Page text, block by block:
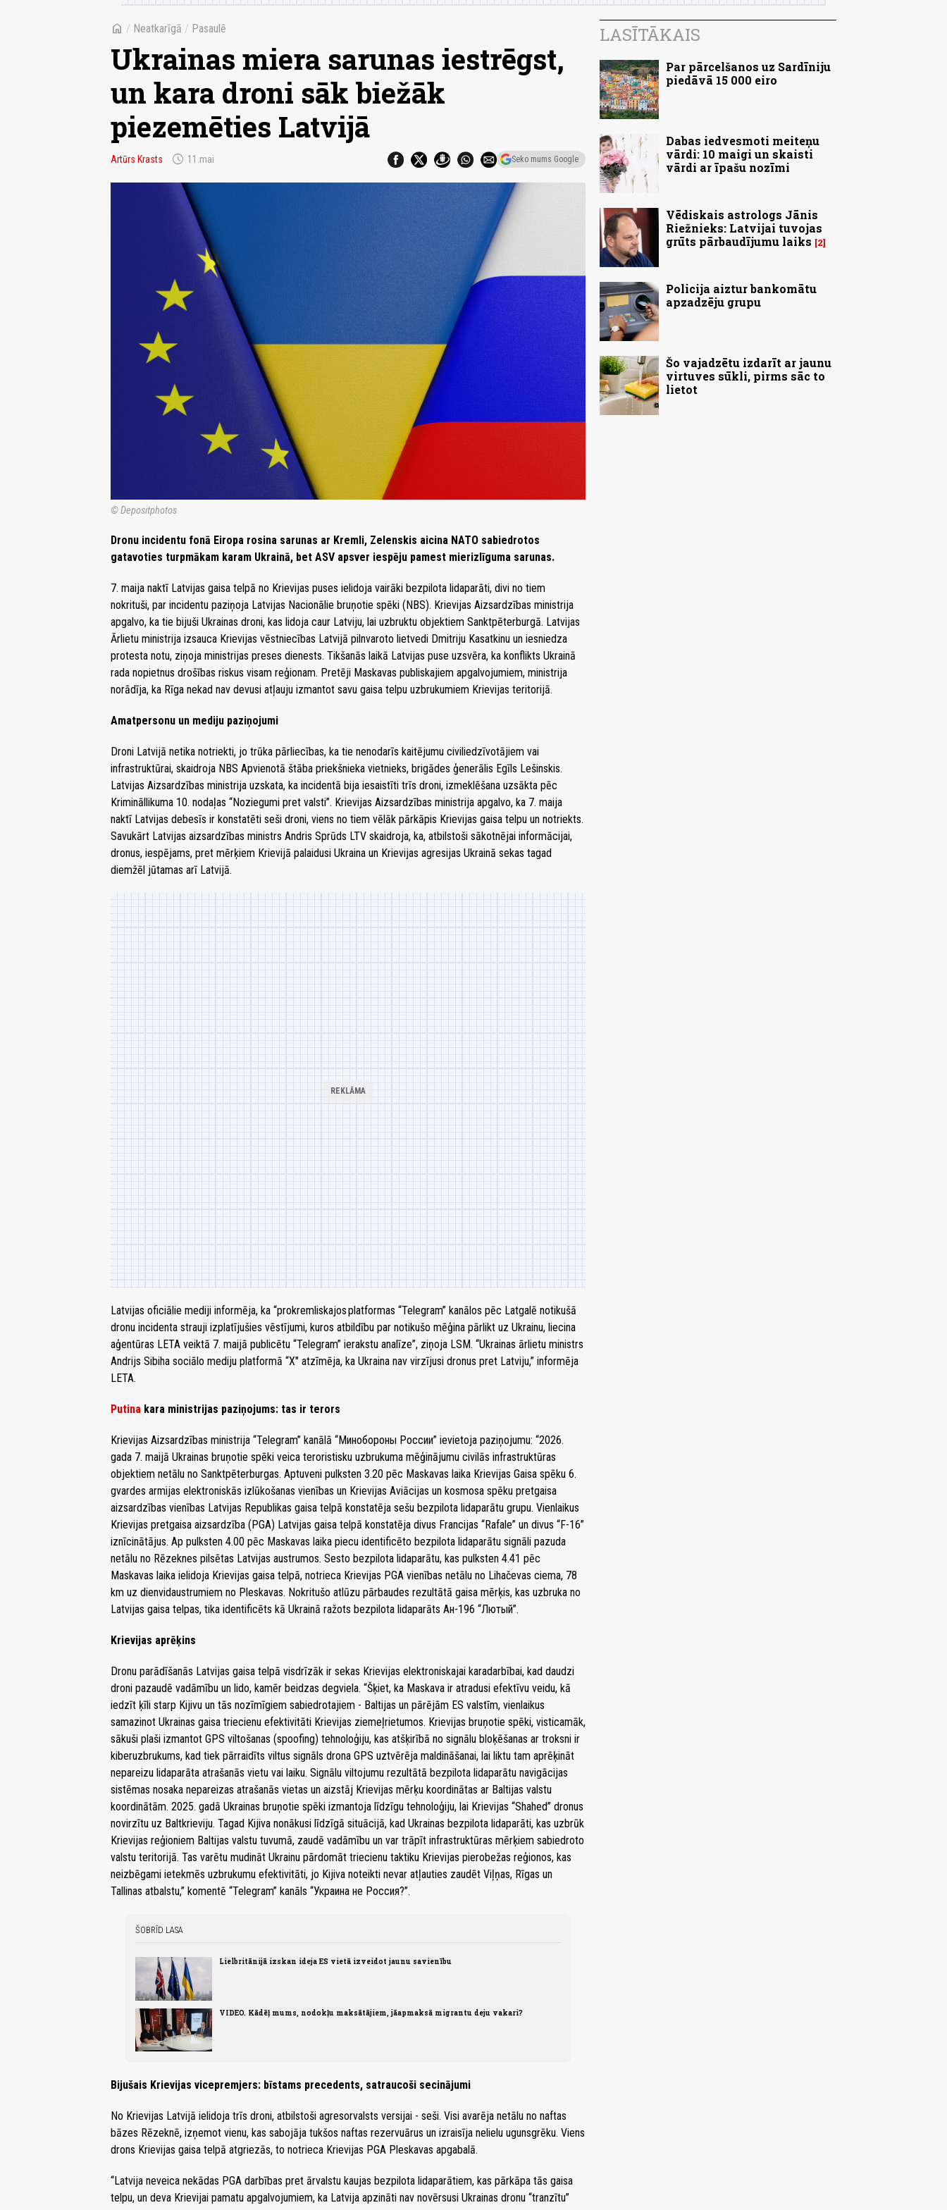
home / Neatkarīgā / Pasaulē
Ukrainas miera sarunas iestrēgst,
un kara droni sāk biežāk
piezemēties Latvijā
Artūrs Krasts schedule 11.mai Seko mums Google
© Depositphotos
Dronu incidentu fonā Eiropa rosina sarunas ar Kremli, Zelenskis aicina NATO sabiedrotos
gatavoties turpmākam karam Ukrainā, bet ASV apsver iespēju pamest mierizlīguma sarunas.
7. maija naktī Latvijas gaisa telpā no Krievijas puses ielidoja vairāki bezpilota lidaparāti, divi no tiem
nokrituši, par incidentu paziņoja Latvijas Nacionālie bruņotie spēki (NBS). Krievijas Aizsardzības ministrija
apgalvo, ka tie bijuši Ukrainas droni, kas lidoja caur Latviju, lai uzbruktu objektiem Sanktpēterburgā. Latvijas
Ārlietu ministrija izsauca Krievijas vēstniecības Latvijā pilnvaroto lietvedi Dmitriju Kasatkinu un iesniedza
protesta notu, ziņoja ministrijas preses dienests. Tikšanās laikā Latvijas puse uzsvēra, ka konflikts Ukrainā
rada nopietnus drošības riskus visam reģionam. Pretēji Maskavas publiskajiem apgalvojumiem, ministrija
norādīja, ka Rīga nekad nav devusi atļauju izmantot savu gaisa telpu uzbrukumiem Krievijas teritorijā.
Amatpersonu un mediju paziņojumi
Droni Latvijā netika notriekti, jo trūka pārliecības, ka tie nenodarīs kaitējumu civiliedzīvotājiem vai
infrastruktūrai, skaidroja NBS Apvienotā štāba priekšnieka vietnieks, brigādes ģenerālis Egīls Lešinskis.
Latvijas Aizsardzības ministrija uzskata, ka incidentā bija iesaistīti trīs droni, izmeklēšana uzsākta pēc
Krimināllikuma 10. nodaļas “Noziegumi pret valsti”. Krievijas Aizsardzības ministrija apgalvo, ka 7. maija
naktī Latvijas debesīs ir konstatēti seši droni, viens no tiem vēlāk pārkāpis Krievijas gaisa telpu un notriekts.
Savukārt Latvijas aizsardzības ministrs Andris Sprūds LTV skaidroja, ka, atbilstoši sākotnējai informācijai,
dronus, iespējams, pret mērķiem Krievijā palaidusi Ukraina un Krievijas agresijas Ukrainā sekas tagad
diemžēl jūtamas arī Latvijā.
Latvijas oficiālie mediji informēja, ka “prokremliskajos platformas “Telegram” kanālos pēc Latgalē notikušā
dronu incidenta strauji izplatījušies vēstījumi, kuros atbildību par notikušo mēģina pārlikt uz Ukrainu, liecina
aģentūras LETA veiktā 7. maijā publicētu “Telegram” ierakstu analīze”, ziņoja LSM. “Ukrainas ārlietu ministrs
Andrijs Sibiha sociālo mediju platformā “X" atzīmēja, ka Ukraina nav virzījusi dronus pret Latviju,” informēja
LETA.
Putina kara ministrijas paziņojums: tas ir terors
Krievijas Aizsardzības ministrija “Telegram” kanālā “Минобороны России” ievietoja paziņojumu: “2026.
gada 7. maijā Ukrainas bruņotie spēki veica teroristisku uzbrukuma mēģinājumu civilās infrastruktūras
objektiem netālu no Sanktpēterburgas. Aptuveni pulksten 3.20 pēc Maskavas laika Krievijas Gaisa spēku 6.
gvardes armijas elektroniskās izlūkošanas vienības un Krievijas Aviācijas un kosmosa spēku pretgaisa
aizsardzības vienības Latvijas Republikas gaisa telpā konstatēja sešu bezpilota lidaparātu grupu. Vienlaikus
Krievijas pretgaisa aizsardzība (PGA) Latvijas gaisa telpā konstatēja divus Francijas “Rafale” un divus “F-16”
iznīcinātājus. Ap pulksten 4.00 pēc Maskavas laika piecu identificēto bezpilota lidaparātu signāli pazuda
netālu no Rēzeknes pilsētas Latvijas austrumos. Sesto bezpilota lidaparātu, kas pulksten 4.41 pēc
Maskavas laika ielidoja Krievijas gaisa telpā, notrieca Krievijas PGA vienības netālu no Lihačevas ciema, 78
km uz dienvidaustrumiem no Pleskavas. Nokritušo atlūzu pārbaudes rezultātā gaisa mērķis, kas uzbruka no
Latvijas gaisa telpas, tika identificēts kā Ukrainā ražots bezpilota lidaparāts Ан-196 “Лютый”.
Krievijas aprēķins
Dronu parādīšanās Latvijas gaisa telpā visdrīzāk ir sekas Krievijas elektroniskajai karadarbībai, kad daudzi
droni pazaudē vadāmību un lido, kamēr beidzas degviela. “Šķiet, ka Maskava ir atradusi efektīvu veidu, kā
iedzīt ķīli starp Kijivu un tās nozīmīgiem sabiedrotajiem - Baltijas un pārējām ES valstīm, vienlaikus
samazinot Ukrainas gaisa triecienu efektivitāti Krievijas ziemeļrietumos. Krievijas bruņotie spēki, visticamāk,
sākuši plaši izmantot GPS viltošanas (spoofing) tehnoloģiju, kas atšķirībā no signālu bloķēšanas ar troksni ir
kiberuzbrukums, kad tiek pārraidīts viltus signāls drona GPS uztvērēja maldināšanai, lai liktu tam aprēķināt
nepareizu lidaparāta atrašanās vietu vai laiku. Signālu viltojumu rezultātā bezpilota lidaparātu navigācijas
sistēmas nosaka nepareizas atrašanās vietas un aizstāj Krievijas mērķu koordinātas ar Baltijas valstu
koordinātām. 2025. gadā Ukrainas bruņotie spēki izmantoja līdzīgu tehnoloģiju, lai Krievijas “Shahed” dronus
novirzītu uz Baltkrieviju. Tagad Kijiva nonākusi līdzīgā situācijā, kad Ukrainas bezpilota lidaparāti, kas uzbrūk
Krievijas reģioniem Baltijas valstu tuvumā, zaudē vadāmību un var trāpīt infrastruktūras mērķiem sabiedroto
valstu teritorijā. Tas varētu mudināt Ukrainu pārdomāt triecienu taktiku Krievijas pierobežas reģionos, kas
neizbēgami ietekmēs uzbrukumu efektivitāti, jo Kijiva noteikti nevar atļauties zaudēt Viļņas, Rīgas un
Tallinas atbalstu,” komentē “Telegram” kanāls “Украина не Россия?”.
ŠOBRĪD LASA
Lielbritānijā izskan ideja ES vietā izveidot jaunu savienību
VIDEO. Kādēļ mums, nodokļu maksātājiem, jāapmaksā migrantu deju vakari?
Bijušais Krievijas vicepremjers: bīstams precedents, satraucoši secinājumi
No Krievijas Latvijā ielidoja trīs droni, atbilstoši agresorvalsts versijai - seši. Visi avarēja netālu no naftas
bāzes Rēzeknē, izņemot vienu, kas sabojāja tukšos naftas rezervuārus un izraisīja nelielu ugunsgrēku. Viens
drons Krievijas gaisa telpā atgriezās, to notrieca Krievijas PGA Pleskavas apgabalā.
“Latvija neveica nekādas PGA darbības pret ārvalstu kaujas bezpilota lidaparātiem, kas pārkāpa tās gaisa
telpu, un deva Krievijai pamatu apgalvojumiem, ka Latvija apzināti nav novērsusi Ukrainas dronu “tranzītu”
LASĪTĀKAIS
Par pārcelšanos uz Sardīniju
piedāvā 15 000 eiro
Dabas iedvesmoti meiteņu
vārdi: 10 maigi un skaisti
vārdi ar īpašu nozīmi
Vēdiskais astrologs Jānis
Riežnieks: Latvijai tuvojas
grūts pārbaudījumu laiks
2
Policija aiztur bankomātu
apzadzēju grupu
Šo vajadzētu izdarīt ar jaunu
virtuves sūkli, pirms sāc to
lietot